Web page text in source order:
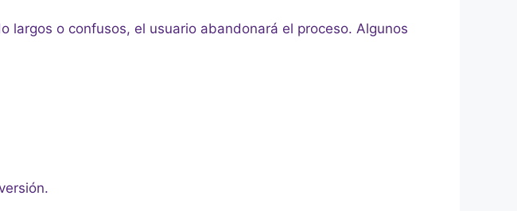
largos o confusos, el usuario abandonará el proceso. Algunos